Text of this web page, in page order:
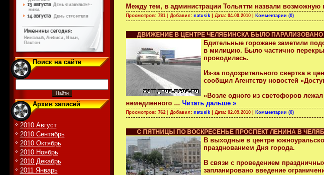
Поиск на сайте
Архив записей
2010 Август
2010 Сентябрь
2010 Октябрь
2010 Ноябрь
2010 Декабрь
2011 Январь
Между тем, в администрации Тольятти назвали
Просмотров: 781 | Добавил: natusik | Дата: 04.09.2010 Комментарии (0)
ДВИЖЕНИЕ В ЦЕНТРЕ ЧЕЛЯБИНСКА БЫЛО
Бдительные горожане заметили
в милицию. Было частично
проводилась.
Из-за подозрительного свертка в
сообщил Агентству новостей
«Возле одного из светофоров
немедленного ... Читать дальше »
Просмотров: 762 | Добавил: natusik | Дата: 02.09.2010 Комментарии (0)
С ПЯТНИЦЫ ПО ВОСКРЕСЕНЬЕ ПРОСПЕКТ ЛЕНИНА В
В выходные в центре
празднованием Дня города.
В связи с проведением
запланировано введение